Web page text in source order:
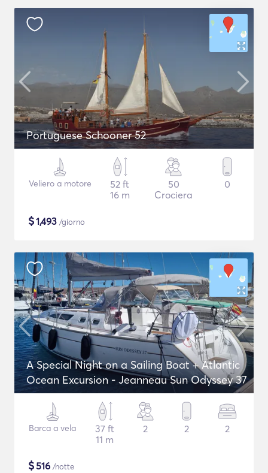
Portuguese Schooner 52
Veliero a motore
52 ft
16 m
50
Crociera
0
$1,493 /giorno
A Special Night on a Sailing Boat + Atlantic
Ocean Excursion - Jeanneau Sun Odyssey 37
Barca a vela
37 ft
11 m
2 2 2
$516 /notte